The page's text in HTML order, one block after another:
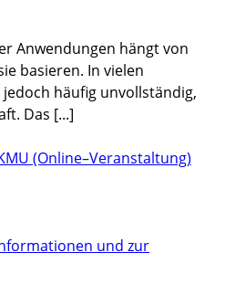
Anwendungen hängt von
basieren. In vielen
häufig unvollständig,
Das [...]
(Online–Veranstaltung)
und zur